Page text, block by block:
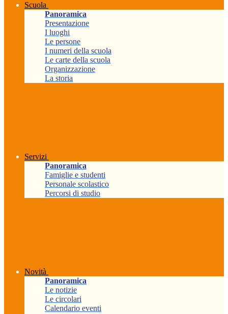
Scuola
Panoramica
Presentazione
I luoghi
Le persone
I numeri della scuola
Le carte della scuola
Organizzazione
La storia
Servizi
Panoramica
Famiglie e studenti
Personale scolastico
Percorsi di studio
Novità
Panoramica
Le notizie
Le circolari
Calendario eventi